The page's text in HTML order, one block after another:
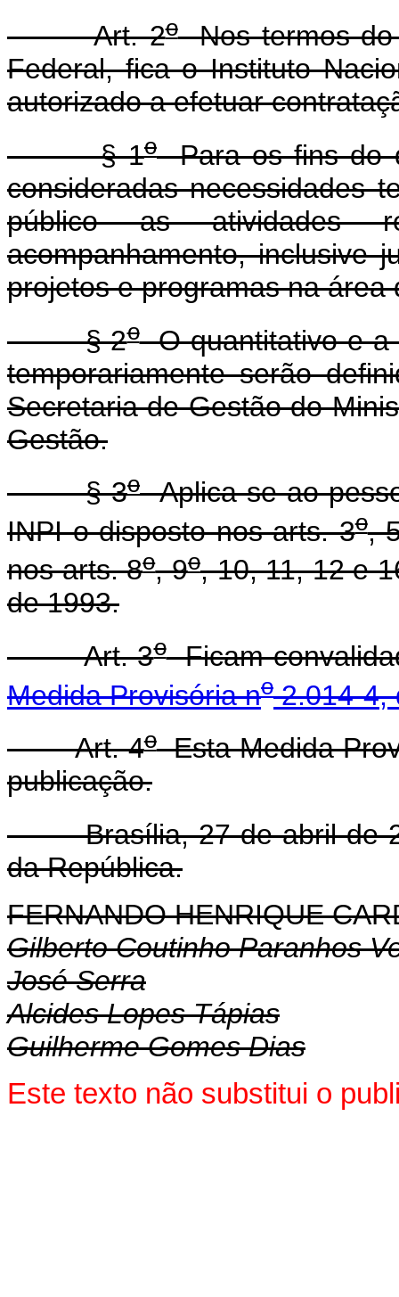
Art. 2oNos termos do
Federal, fica o Instituto
autorizado a efetuar
§ 1oPara os fins do
consideradas necessidades
público as atividades
acompanhamento, inclusive
projetos e programas na área
§ 2oO quantitativo e a
temporariamente serão
Secretaria de Gestão do
Gestão.
§ 3oAplica-se ao
INPI o disposto nos arts. 3o,
nos arts. 8o, 9o, 10, 11, 12 e
de 1993.
Art. 3oFicam
Medida Provisória no2.014-4,
Art. 4oEsta Medida
publicação.
Brasília, 27 de abril de
da República.
FERNANDO HENRIQUE
Gilberto Coutinho Paranhos
José Serra
Alcides Lopes Tápias
Guilherme Gomes Dias
Este texto não substitui o